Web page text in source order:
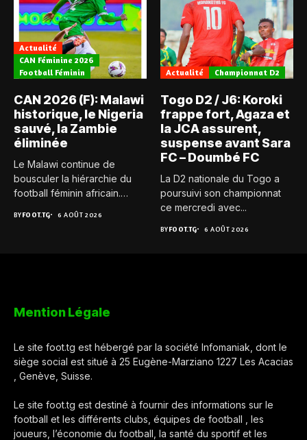
Actualité
CAN Féminine 2026
Football Féminin
CAN 2026 (F): Malawi
historique, le Nigeria
sauvé, la Zambie
éliminée
Le Malawi continue de
bousculer la hiérarchie du
football féminin africain.
BYFOOT.TG 6 AOÛT 2026
Actualité Championnat D2
Togo D2 / J6: Koroki
frappe fort, Agaza et
la JCA assurent,
suspense avant Sara
FC – Doumbé FC
La D2 nationale du Togo a
poursuivi son championnat
ce mercredi avec...
BYFOOT.TG 6 AOÛT 2026
Mention Légale
Le site foot.tg est hébergé par la société Infomaniak, dont le
siège social est situé à 25 Eugène-Marziano 1227 Les Acacias
, Genève, Suisse.
Le site foot.tg est destiné à fournir des informations sur le
football et les différents clubs, équipes de football , les
joueurs, l’économie du football, la santé du sportif et les